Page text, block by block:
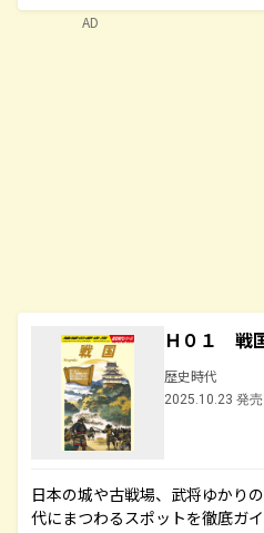
Ｈ０１ 戦
歴史時代
2025.10.23 発売
日本の城や古戦場、武将ゆかり
代にまつわるスポットを徹底ガ
AD